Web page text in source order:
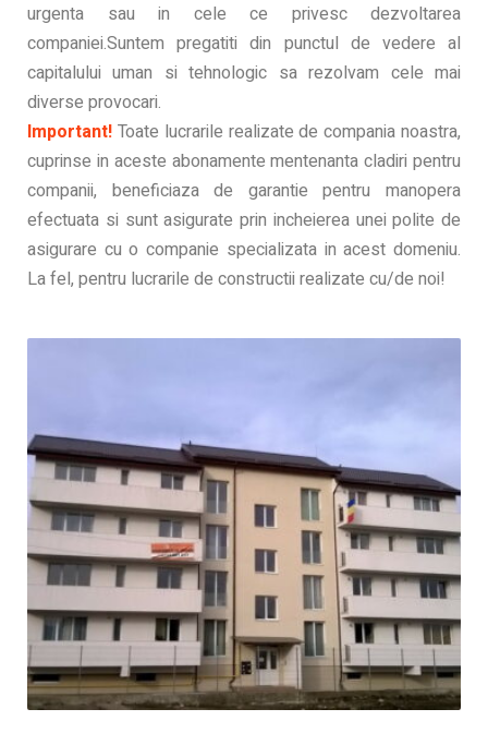
urgenta sau in cele ce privesc dezvoltarea
companiei.Suntem pregatiti din punctul de vedere al
capitalului uman si tehnologic sa rezolvam cele mai
diverse provocari.
Important! Toate lucrarile realizate de compania noastra,
cuprinse in aceste abonamente mentenanta cladiri pentru
companii, beneficiaza de garantie pentru manopera
efectuata si sunt asigurate prin incheierea unei polite de
asigurare cu o companie specializata in acest domeniu.
La fel, pentru lucrarile de constructii realizate cu/de noi!